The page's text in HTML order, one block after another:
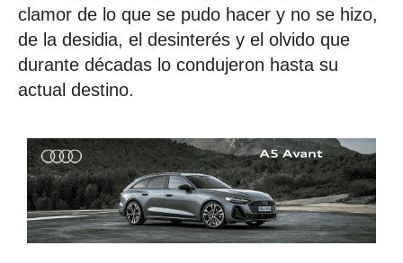
clamor de lo que se pudo hacer y no se hizo,
de la desidia, el desinterés y el olvido que
durante décadas lo condujeron hasta su
actual destino.